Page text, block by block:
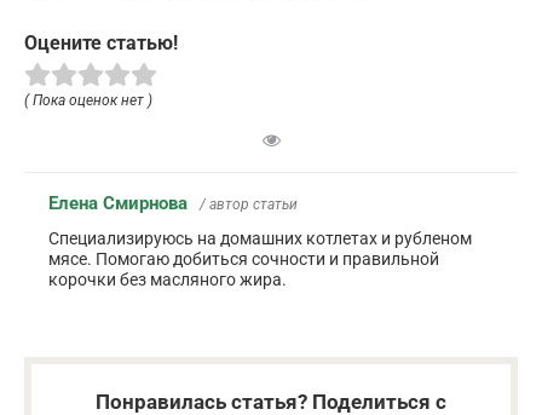
Оцените статью!
( Пока оценок нет )
Елена Смирнова / автор статьи
Специализируюсь на домашних котлетах и рубленом
мясе. Помогаю добиться сочности и правильной
корочки без масляного жира.
Понравилась статья? Поделиться с